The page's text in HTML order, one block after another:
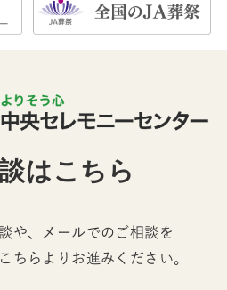
はこちら
や、メールでのご相談を
ちらよりお進みください。